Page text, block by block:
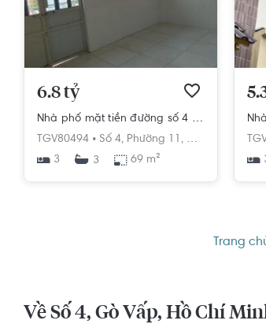
6.8 tỷ
Nhà phố mặt tiền đường số 4 thông thoáng kết cấu 3 tầng, pháp lý đầy đủ.
TGV80494 • Số 4, Phường 11, Gò Vấp,
Hồ
3
3 69 m²
Trang
Về Số 4, Gò Vấp, Hồ Chí